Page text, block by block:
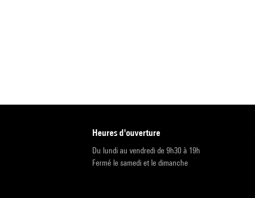
heures d'ouverture
Du lundi au vendredi de 9h30 à 19h
Fermé le samedi et le dimanche